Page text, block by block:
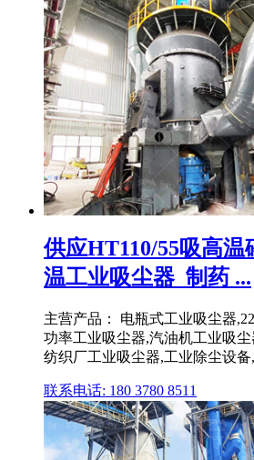
供应HT110/55吸高
温工业吸尘器_制药 ...
主营产品： 电瓶式工业吸尘器
功率工业吸尘器,汽油机工业吸
纺织厂工业吸尘器,工业除尘设
联系电话: 180 3780 8511